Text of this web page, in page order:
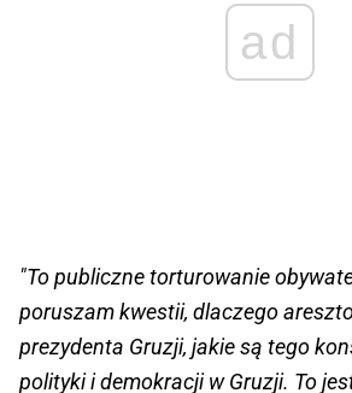
ad
"To publiczne torturowanie
poruszam kwestii, dlaczego
prezydenta Gruzji, jakie są tego
polityki i demokracji w Gruzji. To